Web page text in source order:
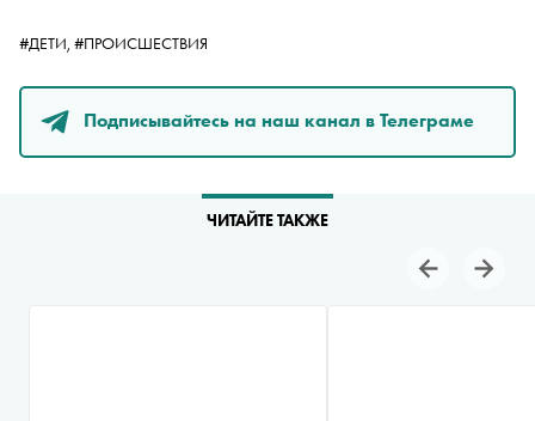
#ДЕТИ, #ПРОИСШЕСТВИЯ
Подписывайтесь на наш канал в Телеграме
ЧИТАЙТЕ ТАКЖЕ